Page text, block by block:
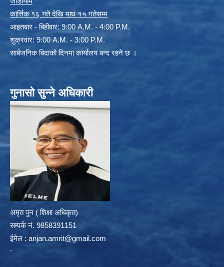
कार्त्तिक १६ गते देखि माघ १५ गतेसम्म
आइतबार - बिहीवार: 9:00 A.M. - 4:00 P.M.
शुक्रवार: 9:00 A.M. - 3:00 P.M.
सार्बजनिक बिदाको दिनमा कार्यालय बन्द रहने छ ।
गुनासो सुन्ने अधिकारी
अमृत पुन ( शिक्षा अधिकृत)
सम्पर्क न‌ं. 9858391151
ईमेल : anjan.amrit@gmail.com